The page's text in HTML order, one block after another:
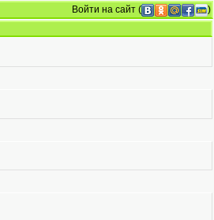
Войти на сайт (
)